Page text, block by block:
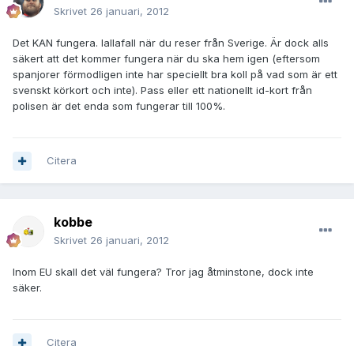
Skrivet 26 januari, 2012
Det KAN fungera. Iallafall när du reser från Sverige. Är dock alls
säkert att det kommer fungera när du ska hem igen (eftersom
spanjorer förmodligen inte har speciellt bra koll på vad som är ett
svenskt körkort och inte). Pass eller ett nationellt id-kort från
polisen är det enda som fungerar till 100%.
Citera
kobbe
Skrivet 26 januari, 2012
Inom EU skall det väl fungera? Tror jag åtminstone, dock inte
säker.
Citera